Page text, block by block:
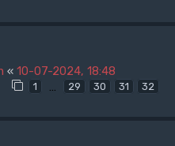
« 10-07-2024, 18:48
1 29 30 31 32